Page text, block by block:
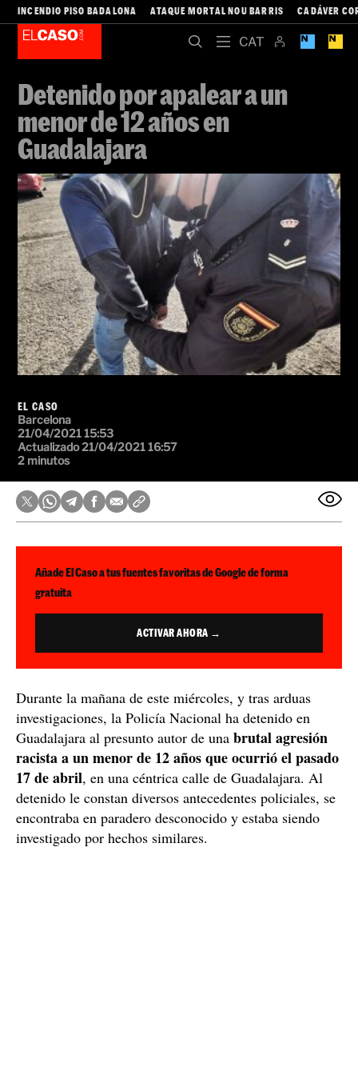
INCENDIO PISO BADALONA ATAQUE MORTAL NOU BARRIS CADÁVER
Detenido por apalear a un
menor de 12 años en
Guadalajara
EL CASO
Barcelona
21/04/2021 15:53
Actualizado 21/04/2021 16:57
2 minutos
Añade El Caso a tus fuentes favoritas de Google de forma
gratuita
ACTIVAR AHORA →
Durante la mañana de este miércoles, y tras arduas
investigaciones, la Policía Nacional ha detenido en
Guadalajara al presunto autor de una brutal agresión
racista a un menor de 12 años que ocurrió el pasado
17 de abril, en una céntrica calle de Guadalajara. Al
detenido le constan diversos antecedentes policiales, se
encontraba en paradero desconocido y estaba siendo
investigado por hechos similares.